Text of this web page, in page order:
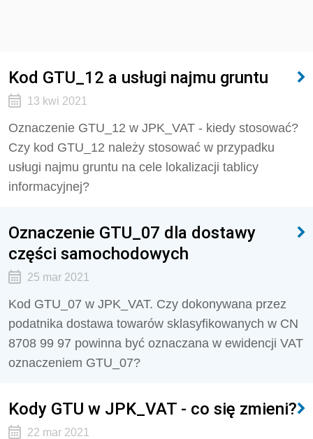
Kod GTU_12 a usługi najmu gruntu
13 kwi 2021
Oznaczenie GTU_12 w JPK_VAT - kiedy stosować?
Czy kod GTU_12 należy stosować w przypadku
usługi najmu gruntu na cele lokalizacji tablicy
informacyjnej?
Oznaczenie GTU_07 dla dostawy
części samochodowych
25 mar 2021
Kod GTU_07 w JPK_VAT. Czy dokonywana przez
podatnika dostawa towarów sklasyfikowanych w CN
8708 99 97 powinna być oznaczana w ewidencji VAT
oznaczeniem GTU_07?
Kody GTU w JPK_VAT - co się zmieni?
22 mar 2021